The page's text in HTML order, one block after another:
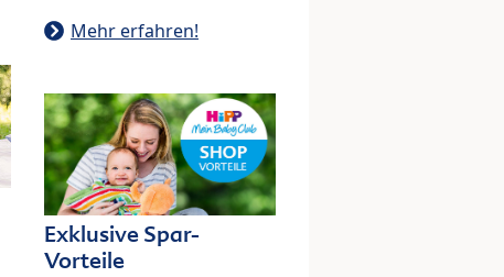
Mehr erfahren!
Exklusive Spar-
Vorteile